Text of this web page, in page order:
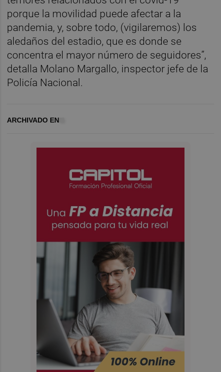
porque la movilidad puede afectar a la
pandemia, y, sobre todo, (vigilaremos) los
aledaños del estadio, que es donde se
concentra el mayor número de seguidores”,
detalla Molano Margallo, inspector jefe de la
Policía Nacional.
ARCHIVADO EN